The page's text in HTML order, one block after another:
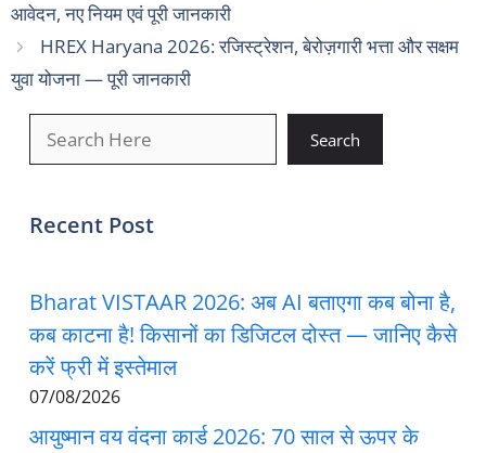
आवेदन, नए नियम एवं पूरी जानकारी
HREX Haryana 2026: रजिस्ट्रेशन, बेरोज़गारी भत्ता और सक्षम
युवा योजना — पूरी जानकारी
Search
Recent Post
Bharat VISTAAR 2026: अब AI बताएगा कब बोना है,
कब काटना है! किसानों का डिजिटल दोस्त — जानिए कैसे
करें फ्री में इस्तेमाल
07/08/2026
आयुष्मान वय वंदना कार्ड 2026: 70 साल से ऊपर के